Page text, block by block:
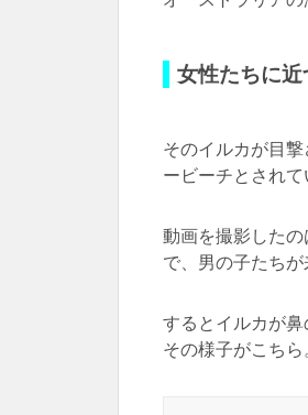
女性たちに
そのイルカが目
ービーチとされて
動画を撮影した
で、男の子たちが
するとイルカが鼻
その様子がこちら